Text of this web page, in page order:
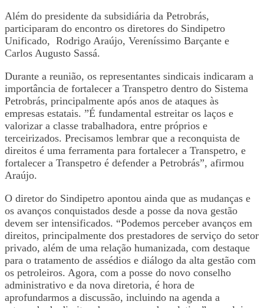
Além do presidente da subsidiária da Petrobrás,
participaram do encontro os diretores do Sindipetro
Unificado, Rodrigo Araújo, Vereníssimo Barçante e
Carlos Augusto Sassá.
Durante a reunião, os representantes sindicais indicaram a
importância de fortalecer a Transpetro dentro do Sistema
Petrobrás, principalmente após anos de ataques às
empresas estatais. ”É fundamental estreitar os laços e
valorizar a classe trabalhadora, entre próprios e
terceirizados. Precisamos lembrar que a reconquista de
direitos é uma ferramenta para fortalecer a Transpetro, e
fortalecer a Transpetro é defender a Petrobrás”, afirmou
Araújo.
O diretor do Sindipetro apontou ainda que as mudanças e
os avanços conquistados desde a posse da nova gestão
devem ser intensificados. “Podemos perceber avanços em
direitos, principalmente dos prestadores de serviço do setor
privado, além de uma relação humanizada, com destaque
para o tratamento de assédios e diálogo da alta gestão com
os petroleiros. Agora, com a posse do novo conselho
administrativo e da nova diretoria, é hora de
aprofundarmos a discussão, incluindo na agenda a